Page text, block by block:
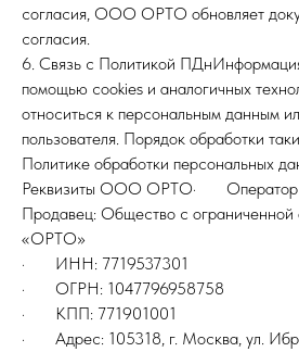
согласия, ООО ОРТО обновляет
согласия.
6. Связь с Политикой
помощью cookies и аналогичных
относиться к персональным данным
пользователя. Порядок обработки
Политике обработки
Реквизиты ООО ОРТО· Оператор /
Продавец: Общество с ограниченной
«ОРТО»
· ИНН: 7719537301
· ОГРН: 1047796958758
· КПП: 771901001
· Адрес: 105318, г. Москва, ул.